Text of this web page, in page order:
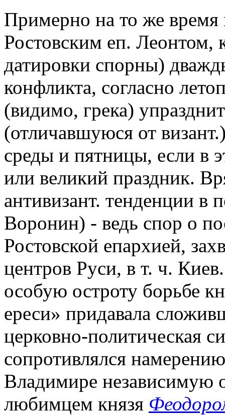
Примерно на то же
Ростовским еп. Леонтом,
датировки спорны)
конфликта, согласно
(видимо, грека)
(отличавшуюся от
среды и пятницы, если в
или великий праздник.
антивизант. тенденции
Воронин) - ведь спор о
Ростовской епархией,
центров Руси, в т. ч.
особую остроту борьбе
ереси» придавала
церковно-политическая
сопротивлялся
Владимире независимую
любимцем князя